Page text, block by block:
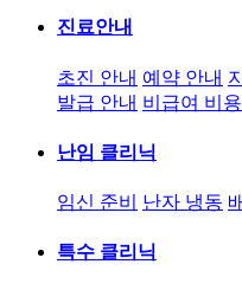
진료안내
초진 안내 예약 안내
발급 안내 비급여 비
난임 클리닉
임신 준비 난자 냉동
특수 클리닉